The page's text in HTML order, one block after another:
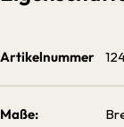
Artikelnummer
Maße: